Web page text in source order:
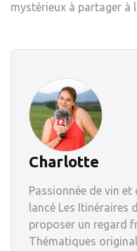
mystérieux à partager à
Charlotte
Passionnée de vin
lancé Les Itinéraires
proposer un regard
Thématiques